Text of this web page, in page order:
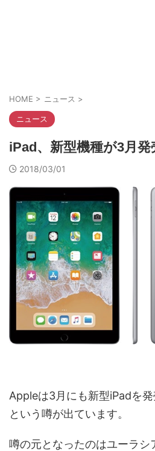
HOME > ニュース >
ニュース
iPad、新型機種が3月発
2018/03/01
Appleは3月にも新型iPadを
という噂が出ています。
噂の元となったのはユーラシ